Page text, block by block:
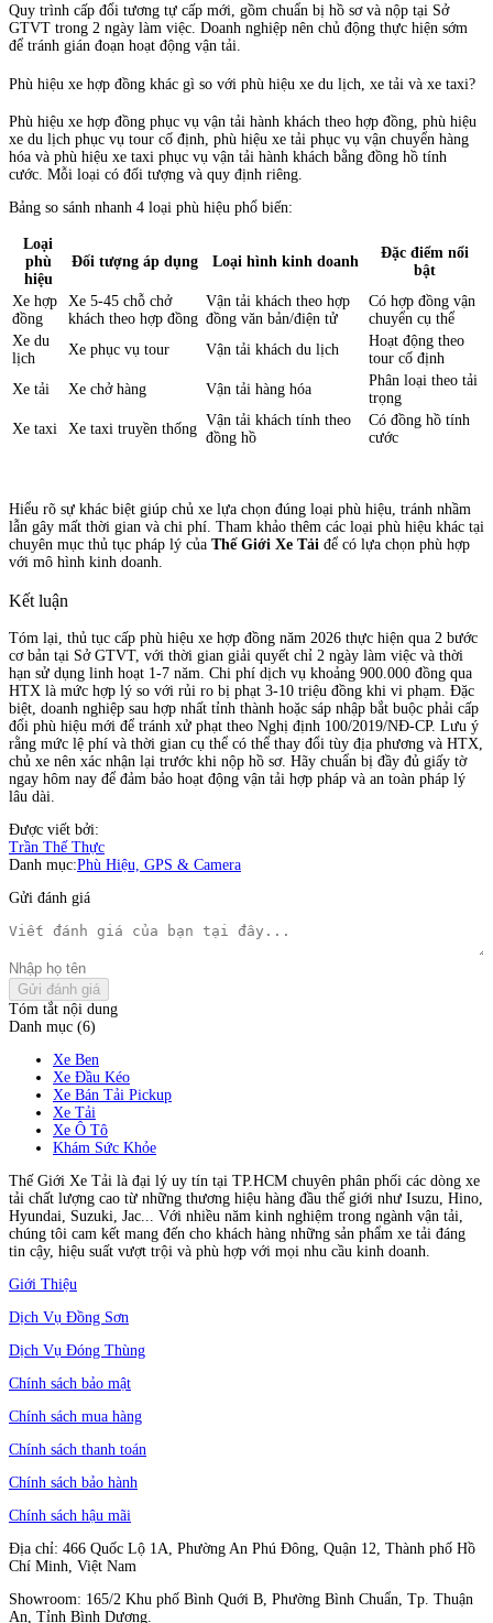
Quy trình cấp đổi tương tự cấp mới, gồm chuẩn bị hồ sơ và nộp tại Sở
GTVT trong 2 ngày làm việc. Doanh nghiệp nên chủ động thực hiện sớm
để tránh gián đoạn hoạt động vận tải.
Phù hiệu xe hợp đồng khác gì so với phù hiệu xe du lịch, xe tải và xe taxi?
Phù hiệu xe hợp đồng phục vụ vận tải hành khách theo hợp đồng, phù hiệu
xe du lịch phục vụ tour cố định, phù hiệu xe tải phục vụ vận chuyển hàng
hóa và phù hiệu xe taxi phục vụ vận tải hành khách bằng đồng hồ tính
cước. Mỗi loại có đối tượng và quy định riêng.
Bảng so sánh nhanh 4 loại phù hiệu phổ biến:
Loại
phù
hiệu
Đối tượng áp dụng Loại hình kinh doanh
Đặc điểm nổi
bật
Xe hợp
đồng
Xe 5-45 chỗ chở
khách theo hợp đồng
Vận tải khách theo hợp
đồng văn bản/điện tử
Có hợp đồng vận
chuyển cụ thể
Xe du
lịch
Xe phục vụ tour Vận tải khách du lịch
Hoạt động theo
tour cố định
Xe tải
Xe chở hàng Vận tải hàng hóa
Phân loại theo tải
trọng
Xe taxi
Xe taxi truyền thống
Vận tải khách tính theo
đồng hồ
Có đồng hồ tính
cước
Hiểu rõ sự khác biệt giúp chủ xe lựa chọn đúng loại phù hiệu, tránh nhầm
lẫn gây mất thời gian và chi phí. Tham khảo thêm các loại phù hiệu khác tại
chuyên mục thủ tục pháp lý của Thế Giới Xe Tải để có lựa chọn phù hợp
với mô hình kinh doanh.
Kết luận
Tóm lại, thủ tục cấp phù hiệu xe hợp đồng năm 2026 thực hiện qua 2 bước
cơ bản tại Sở GTVT, với thời gian giải quyết chỉ 2 ngày làm việc và thời
hạn sử dụng linh hoạt 1-7 năm. Chi phí dịch vụ khoảng 900.000 đồng qua
HTX là mức hợp lý so với rủi ro bị phạt 3-10 triệu đồng khi vi phạm. Đặc
biệt, doanh nghiệp sau hợp nhất tỉnh thành hoặc sáp nhập bắt buộc phải cấp
đổi phù hiệu mới để tránh xử phạt theo Nghị định 100/2019/NĐ-CP. Lưu ý
rằng mức lệ phí và thời gian cụ thể có thể thay đổi tùy địa phương và HTX,
chủ xe nên xác nhận lại trước khi nộp hồ sơ. Hãy chuẩn bị đầy đủ giấy tờ
ngay hôm nay để đảm bảo hoạt động vận tải hợp pháp và an toàn pháp lý
lâu dài.
Được viết bởi:
Trần Thế Thực
Danh mục:Phù Hiệu, GPS & Camera
Gửi đánh giá
Gửi đánh giá
Tóm tắt nội dung
Danh mục (6)
Xe Ben
Xe Đầu Kéo
Xe Bán Tải Pickup
Xe Tải
Xe Ô Tô
Khám Sức Khỏe
Thế Giới Xe Tải là đại lý uy tín tại TP.HCM chuyên phân phối các dòng xe
tải chất lượng cao từ những thương hiệu hàng đầu thế giới như Isuzu, Hino,
Hyundai, Suzuki, Jac... Với nhiều năm kinh nghiệm trong ngành vận tải,
chúng tôi cam kết mang đến cho khách hàng những sản phẩm xe tải đáng
tin cậy, hiệu suất vượt trội và phù hợp với mọi nhu cầu kinh doanh.
Giới Thiệu
Dịch Vụ Đồng Sơn
Dịch Vụ Đóng Thùng
Chính sách bảo mật
Chính sách mua hàng
Chính sách thanh toán
Chính sách bảo hành
Chính sách hậu mãi
Địa chỉ: 466 Quốc Lộ 1A, Phường An Phú Đông, Quận 12, Thành phố Hồ
Chí Minh, Việt Nam
Showroom: 165/2 Khu phố Bình Quới B, Phường Bình Chuẩn, Tp. Thuận
An, Tỉnh Bình Dương.